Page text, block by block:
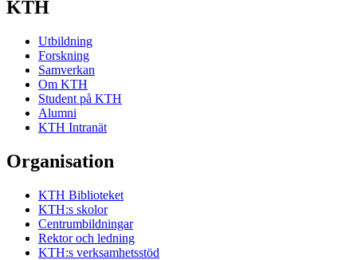
KTH
Utbildning
Forskning
Samverkan
Om KTH
Student på KTH
Alumni
KTH Intranät
Organisation
KTH Biblioteket
KTH:s skolor
Centrumbildningar
Rektor och ledning
KTH:s verksamhetsstöd